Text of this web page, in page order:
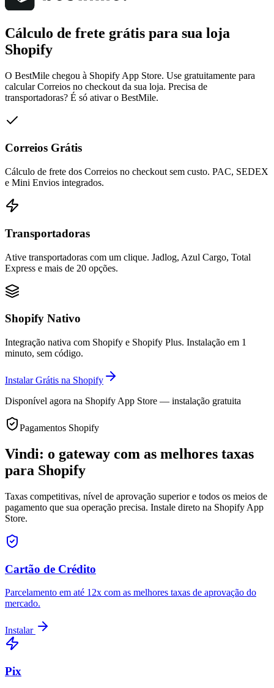
Cálculo de frete grátis para sua loja
Shopify
O BestMile chegou à Shopify App Store. Use gratuitamente para
calcular Correios no checkout da sua loja. Precisa de
transportadoras? É só ativar o BestMile.
Correios Grátis
Cálculo de frete dos Correios no checkout sem custo. PAC, SEDEX
e Mini Envios integrados.
Transportadoras
Ative transportadoras com um clique. Jadlog, Azul Cargo, Total
Express e mais de 20 opções.
Shopify Nativo
Integração nativa com Shopify e Shopify Plus. Instalação em 1
minuto, sem código.
Instalar Grátis na Shopify
Disponível agora na Shopify App Store — instalação gratuita
Pagamentos Shopify
Vindi: o gateway com as melhores taxas
para Shopify
Taxas competitivas, nível de aprovação superior e todos os meios de
pagamento que sua operação precisa. Instale direto na Shopify App
Store.
Cartão de Crédito
Parcelamento em até 12x com as melhores taxas de aprovação do
mercado.
Instalar
Pix